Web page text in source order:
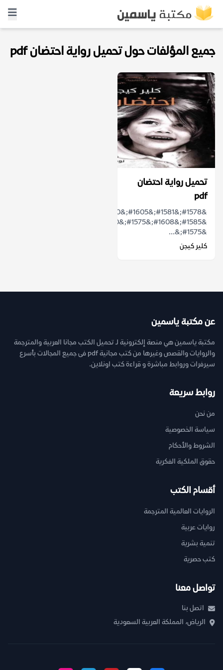
جميع المؤلفات حول تحميل رواية احتضان pdf
تحميل رواية احتضان
pdf
&#1575;&...
كلير كيجن
عن مكتبة ياسمين
مكتبة ياسمين هي منصة إلكترونية لـ تحميل الكتب مجانا العربية والمترجمة
والروايات والقصص وغيرها من كتب مجانية pdf فى جميع المجالات بأسرع
سيرفرات وروابط مباشرة و قراءة كتب اونلاين.
روابط سريعة
من نحن
سياسة الخصوصية
الشروط والأحكام
حقوق الملكية الفكرية
أقسام الكتب
الروايات العالمية المترجمة
روايات عربية
تنمية بشرية
كتب حصرية
تواصل معنا
اتصل بنا
الرياض، المملكة العربية السعودية